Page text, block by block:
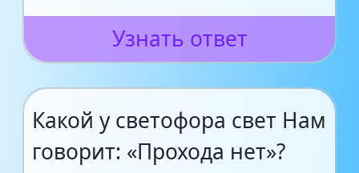
Узнать ответ
Какой у светофора свет Нам
говорит: «Прохода нет»?